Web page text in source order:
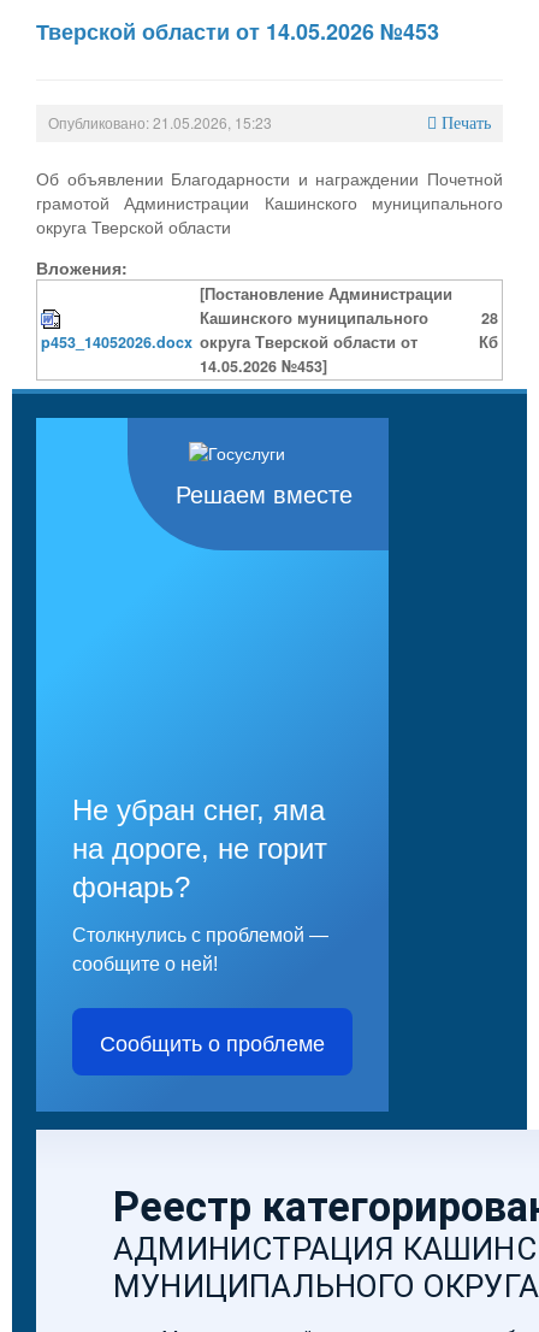
Тверской области от 14.05.2026 №453
Опубликовано: 21.05.2026, 15:23 Печать
Об объявлении Благодарности и награждении Почетной
грамотой Администрации Кашинского муниципального
округа Тверской области
Вложения:
p453_14052026.docx
[Постановление Администрации
Кашинского муниципального
округа Тверской области от
14.05.2026 №453]
28
Кб
Решаем вместе
Не убран снег, яма
на дороге, не горит
фонарь?
Столкнулись с проблемой —
сообщите о ней!
Сообщить о проблеме